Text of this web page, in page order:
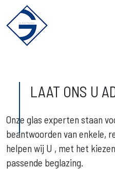
LAAT ONS U
Onze glas experten staan
beantwoorden van enkele,
helpen wij U , met het
passende beglazing.